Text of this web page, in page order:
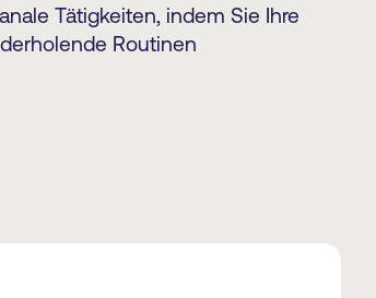
Tätigkeiten, indem Sie Ihre
Routinen